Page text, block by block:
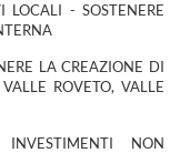
LOCALI - SOSTENERE
LA CREAZIONE DI
ROVETO, VALLE
NON